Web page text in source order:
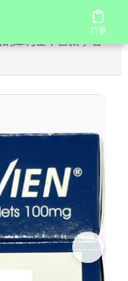
訂單
訂單
犀利士平替款學名